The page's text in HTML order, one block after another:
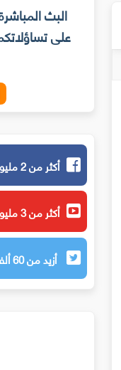
البث
على
أكثر من 2 مليون و نصف معجب
أكثر من 3 مليون و 800 ألف متابع
أزيد من 60 ألف متابع لنا عبر تويتر